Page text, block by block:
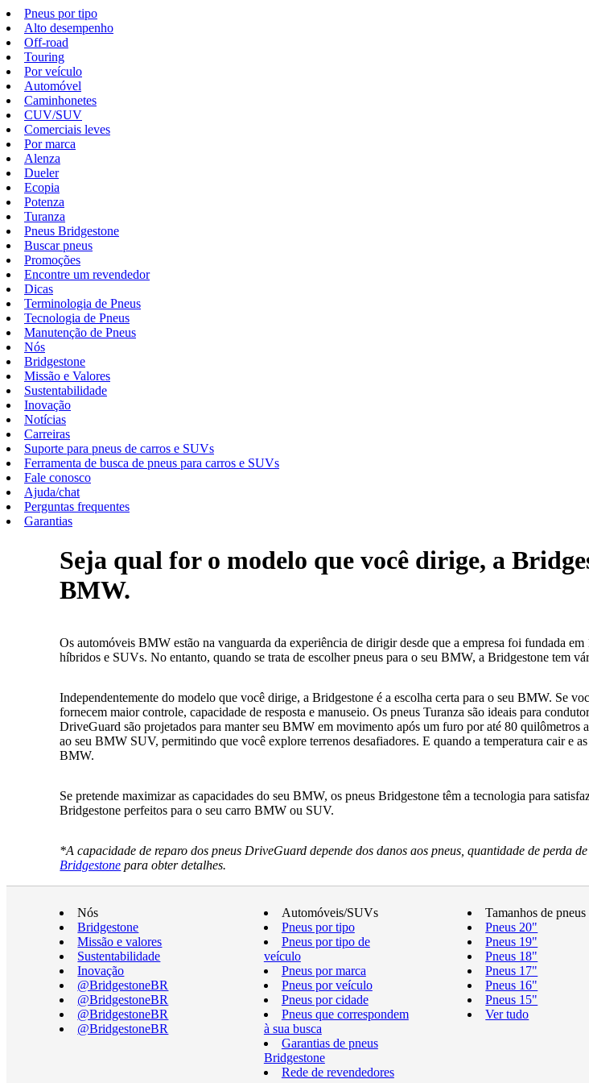
Pneus por tipo
Alto desempenho
Off-road
Touring
Por veículo
Automóvel
Caminhonetes
CUV/SUV
Comerciais leves
Por marca
Alenza
Dueler
Ecopia
Potenza
Turanza
Pneus Bridgestone
Buscar pneus
Promoções
Encontre um revendedor
Dicas
Terminologia de Pneus
Tecnologia de Pneus
Manutenção de Pneus
Nós
Bridgestone
Missão e Valores
Sustentabilidade
Inovação
Notícias
Carreiras
Suporte para pneus de carros e SUVs
Ferramenta de busca de pneus para carros e SUVs
Fale conosco
Ajuda/chat
Perguntas frequentes
Garantias
Seja qual for o modelo que você dirige, a
BMW.
Os automóveis BMW estão na vanguarda da experiência de dirigir desde que a empresa foi fundada
híbridos e SUVs. No entanto, quando se trata de escolher pneus para o seu BMW, a Bridgestone tem
Independentemente do modelo que você dirige, a Bridgestone é a escolha certa para o seu BMW. Se
fornecem maior controle, capacidade de resposta e manuseio. Os pneus Turanza são ideais para
DriveGuard são projetados para manter seu BMW em movimento após um furo por até 80
ao seu BMW SUV, permitindo que você explore terrenos desafiadores. E quando a temperatura cair e
BMW.
Se pretende maximizar as capacidades do seu BMW, os pneus Bridgestone têm a tecnologia para
Bridgestone perfeitos para o seu carro BMW ou SUV.
*A capacidade de reparo dos pneus DriveGuard depende dos danos aos pneus, quantidade de perda
Bridgestone para obter detalhes.
Nós
Bridgestone
Missão e valores
Sustentabilidade
Inovação
@BridgestoneBR
@BridgestoneBR
@BridgestoneBR
@BridgestoneBR
Automóveis/SUVs
Pneus por tipo
Pneus por tipo de
veículo
Pneus por marca
Pneus por veículo
Pneus por cidade
Pneus que correspondem
à sua busca
Garantias de pneus
Bridgestone
Rede de revendedores
Tamanhos de pneus
Pneus 20"
Pneus 19"
Pneus 18"
Pneus 17"
Pneus 16"
Pneus 15"
Ver tudo